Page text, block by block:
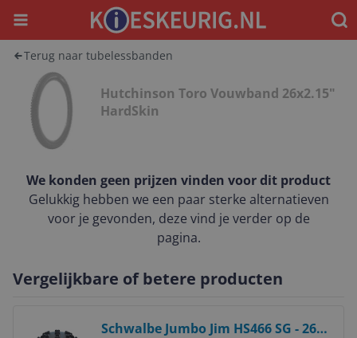
Menu
Terug naar tubelessbanden
Hutchinson Toro Vouwband 26x2.15"
HardSkin
We konden geen prijzen vinden voor dit product
Gelukkig hebben we een paar sterke alternatieven
voor je gevonden, deze vind je verder op de
pagina.
Vergelijkbare of betere producten
Schwalbe Jumbo Jim HS466 SG - 26